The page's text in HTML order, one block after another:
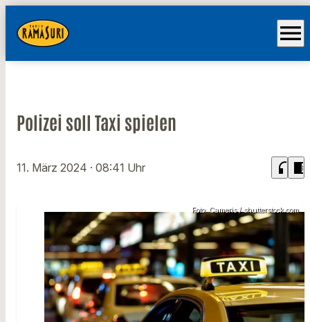
menu
Polizei soll Taxi spielen
11. März 2024 · 08:41 Uhr headphones chrome_reader_mode
Foto: Cameris / shutterstock.com